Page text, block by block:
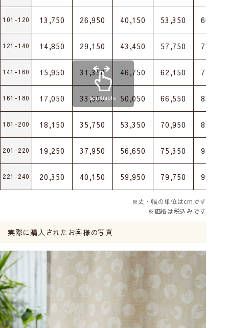
101-120 13,750 26,950 40,150 53,350 66,550
121-140 14,850 29,150 43,450 57,750 72,050
141-160 15,950 31,350 46,750 62,150 77,550
161-180 17,050 33,550 50,050 66,550 83,050
181-200 18,150 35,750 53,350 70,950 88,550
201-220 19,250 37,950 56,650 75,350 94,050
221-240 20,350 40,150 59,950 79,750 99,550
scrollable
※丈・幅の単位はcmです
※価格は税込みです
実際に購入されたお客様の写真